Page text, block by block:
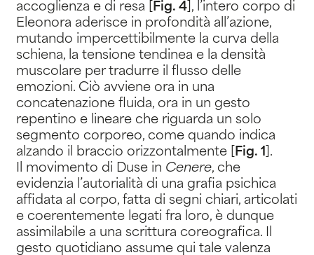
accoglienza e di resa [ Fig. 4], l’intero corpo di
Eleonora aderisce in profondità all’azione,
mutando impercettibilmente la curva della
schiena, la tensione tendinea e la densità
muscolare per tradurre il flusso delle
emozioni. Ciò avviene ora in una
concatenazione fluida, ora in un gesto
repentino e lineare che riguarda un solo
segmento corporeo, come quando indica
alzando il braccio orizzontalmente [ Fig. 1 ].
Il movimento di Duse in Cenere, che
evidenzia l’autorialità di una grafia psichica
affidata al corpo, fatta di segni chiari, articolati
e coerentemente legati fra loro, è dunque
assimilabile a una scrittura coreografica. Il
gesto quotidiano assume qui tale valenza